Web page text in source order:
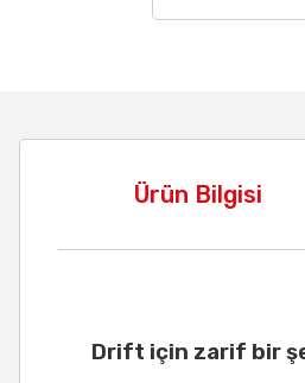
Ürün Bilgisi
Drift için zarif bir